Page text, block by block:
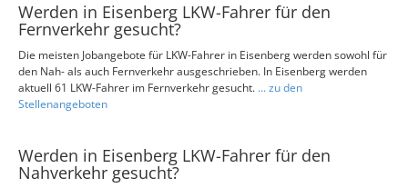
Werden in Eisenberg LKW-Fahrer für den
Fernverkehr gesucht?
Die meisten Jobangebote für LKW-Fahrer in Eisenberg werden sowohl für
den Nah- als auch Fernverkehr ausgeschrieben. In Eisenberg werden
aktuell 61 LKW-Fahrer im Fernverkehr gesucht. ... zu den
Stellenangeboten
Werden in Eisenberg LKW-Fahrer für den
Nahverkehr gesucht?